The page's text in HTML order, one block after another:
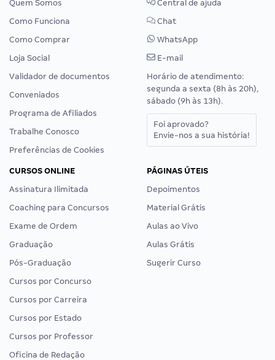
Quem Somos
Como Funciona
Como Comprar
Loja Social
Validador de documentos
Conveniados
Programa de Afiliados
Trabalhe Conosco
Preferências de Cookies
Central de ajuda
Chat
WhatsApp
E-mail
Horário de atendimento:
segunda a sexta (8h às 20h),
sábado (9h às 13h).
Foi aprovado?
Envie-nos a sua história!
CURSOS ONLINE
Assinatura Ilimitada
Coaching para Concursos
Exame de Ordem
Graduação
Pós-Graduação
Cursos por Concurso
Cursos por Carreira
Cursos por Estado
Cursos por Professor
Oficina de Redação
PÁGINAS ÚTEIS
Depoimentos
Material Grátis
Aulas ao Vivo
Aulas Grátis
Sugerir Curso